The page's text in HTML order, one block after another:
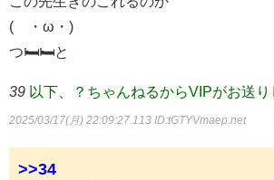
(´・ω・)
つ🛏🛏と
39 以下、？ちゃんねるからVIPがお送り
2025/03/17(月) 22:09:27.113 ID:tGTYVmaep.net
>>34